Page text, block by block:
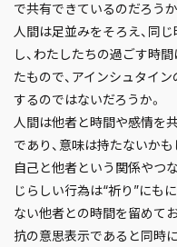
で共有できているのだろう
人間は足並みをそろえ、同
し、わたしたちの過ごす時
たもので、アインシュタイ
するのではないだろうか。
人間は他者と時間や感情を
であり、意味は持たないかも
自己と他者という関係やつ
じらしい行為は“祈り”にも
ない他者との時間を留めて
抗の意思表示であると同時